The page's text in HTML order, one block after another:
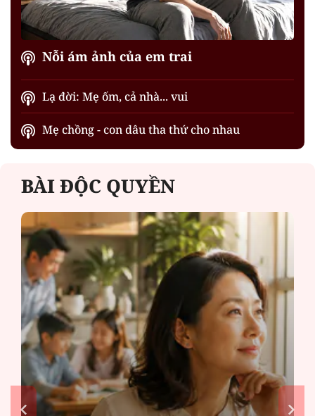
Nỗi ám ảnh của em trai
Lạ đời: Mẹ ốm, cả nhà... vui
Mẹ chồng - con dâu tha thứ cho nhau
BÀI ĐỘC QUYỀN